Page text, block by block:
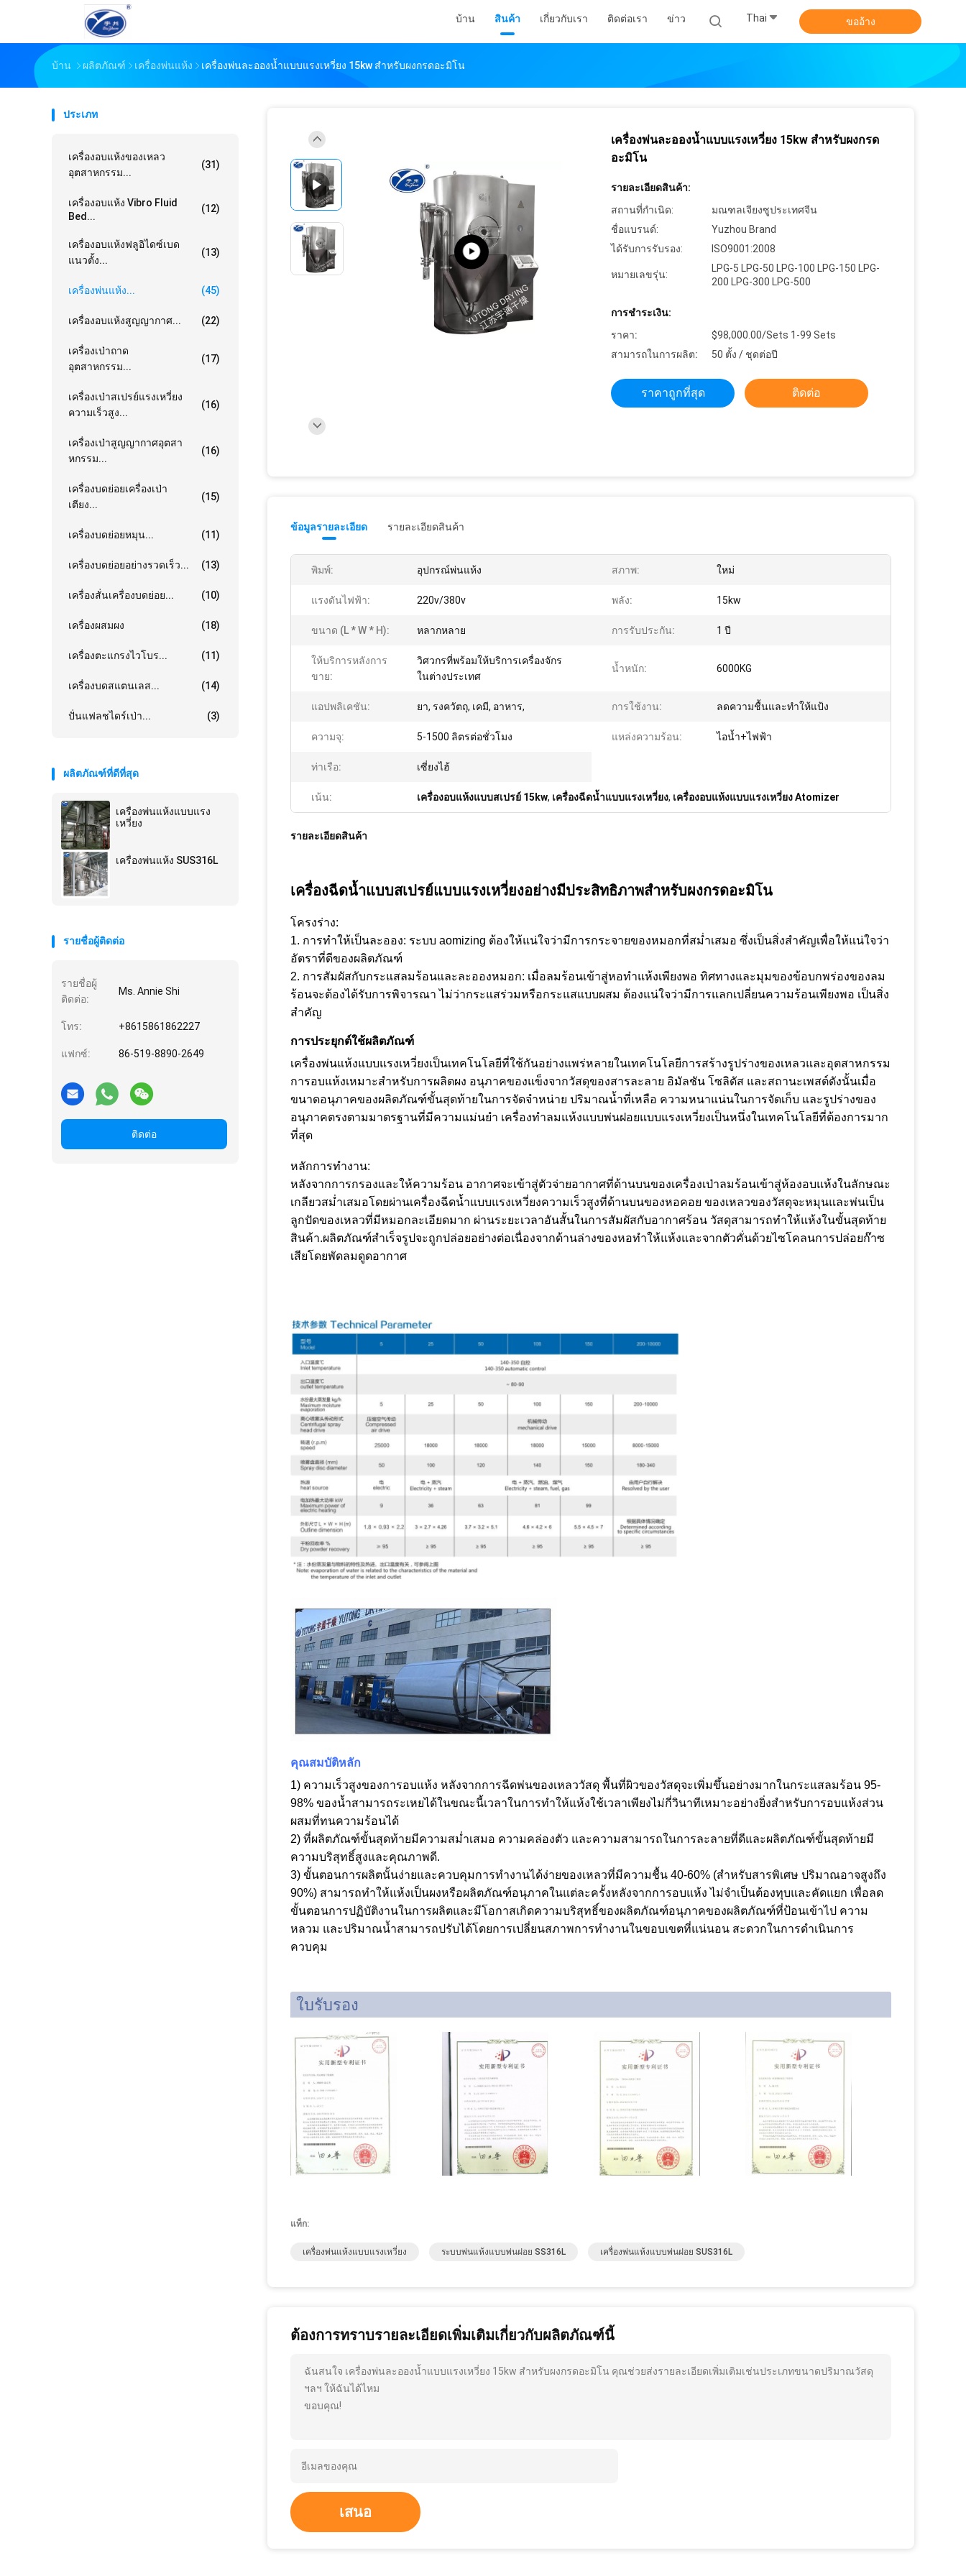
บ้าน สินค้า เกี่ยวกับเรา ติดต่อเรา ข่าว Thai ขออ้าง
บ้าน ผลิตภัณฑ์ เครื่องพ่นแห้ง เครื่องพ่นละอองน้ำแบบแรงเหวี่ยง 15kw สำหรับผงกรดอะมิโน
ประเภท
เครื่องอบแห้งของเหลว
อุตสาหกรรม...
(31)
เครื่องอบแห้ง Vibro Fluid
Bed...
(12)
เครื่องอบแห้งฟลูอิไดซ์เบด
แนวตั้ง...
(13)
เครื่องพ่นแห้ง... (45)
เครื่องอบแห้งสูญญากาศ... (22)
เครื่องเป่าถาด
อุตสาหกรรม...
(17)
เครื่องเป่าสเปรย์แรงเหวี่ยง
ความเร็วสูง...
(16)
เครื่องเป่าสูญญากาศอุตสา
หกรรม...
(16)
เครื่องบดย่อยเครื่องเป่า
เตียง...
(15)
เครื่องบดย่อยหมุน... (11)
เครื่องบดย่อยอย่างรวดเร็ว... (13)
เครื่องสั่นเครื่องบดย่อย... (10)
เครื่องผสมผง (18)
เครื่องตะแกรงไวโบร... (11)
เครื่องบดสแตนเลส... (14)
ปั่นแฟลชไดร์เป่า... (3)
ผลิตภัณฑ์ที่ดีที่สุด
เครื่องพ่นแห้งแบบแรง
เหวี่ยง
เครื่องพ่นแห้ง SUS316L
รายชื่อผู้ติดต่อ
รายชื่อผู้
ติดต่อ:
Ms. Annie Shi
โทร: +8615861862227
แฟกซ์: 86-519-8890-2649
ติดต่อ
เครื่องพ่นละอองน้ำแบบแรงเหวี่ยง 15kw สำหรับผงกรด
อะมิโน
รายละเอียดสินค้า:
สถานที่กำเนิด:
มณฑลเจียงซูประเทศจีน
ชื่อแบรนด์:
Yuzhou Brand
ได้รับการรับรอง:
ISO9001:2008
หมายเลขรุ่น:
LPG-5 LPG-50 LPG-100 LPG-150 LPG-
200 LPG-300 LPG-500
การชำระเงิน:
ราคา:
$98,000.00/Sets 1-99 Sets
สามารถในการผลิต:
50 ตั้ง / ชุดต่อปี
ราคาถูกที่สุด ติดต่อ
ข้อมูลรายละเอียด รายละเอียดสินค้า
พิมพ์: อุปกรณ์พ่นแห้ง สภาพ: ใหม่
แรงดันไฟฟ้า: 220v/380v พลัง: 15kw
ขนาด (L * W * H): หลากหลาย การรับประกัน: 1 ปี
ให้บริการหลังการ
ขาย:
วิศวกรที่พร้อมให้บริการเครื่องจักร
ในต่างประเทศ
น้ำหนัก: 6000KG
แอปพลิเคชัน: ยา, รงควัตถุ, เคมี, อาหาร, การใช้งาน: ลดความชื้นและทำให้แป้ง
ความจุ: 5-1500 ลิตรต่อชั่วโมง แหล่งความร้อน: ไอน้ำ+ไฟฟ้า
ท่าเรือ: เซี่ยงไฮ้
เน้น: เครื่องอบแห้งแบบสเปรย์ 15kw, เครื่องฉีดน้ำแบบแรงเหวี่ยง, เครื่องอบแห้งแบบแรงเหวี่ยง Atomizer
รายละเอียดสินค้า
เครื่องฉีดน้ำแบบสเปรย์แบบแรงเหวี่ยงอย่างมีประสิทธิภาพสำหรับผงกรดอะมิโน
โครงร่าง:
1. การทำให้เป็นละออง: ระบบ aomizing ต้องให้แน่ใจว่ามีการกระจายของหมอกที่สม่ำเสมอ ซึ่งเป็นสิ่งสำคัญเพื่อให้แน่ใจว่า
อัตราที่ดีของผลิตภัณฑ์
2. การสัมผัสกับกระแสลมร้อนและละอองหมอก: เมื่อลมร้อนเข้าสู่หอทำแห้งเพียงพอ ทิศทางและมุมของข้อบกพร่องของลม
ร้อนจะต้องได้รับการพิจารณา ไม่ว่ากระแสร่วมหรือกระแสแบบผสม ต้องแน่ใจว่ามีการแลกเปลี่ยนความร้อนเพียงพอ เป็นสิ่ง
สำคัญ
การประยุกต์ใช้ผลิตภัณฑ์
เครื่องพ่นแห้งแบบแรงเหวี่ยงเป็นเทคโนโลยีที่ใช้กันอย่างแพร่หลายในเทคโนโลยีการสร้างรูปร่างของเหลวและอุตสาหกรรม
การอบแห้งเหมาะสำหรับการผลิตผง อนุภาคของแข็งจากวัสดุของสารละลาย อิมัลชัน โซลิดัส และสถานะเพสต์ดังนั้นเมื่อ
ขนาดอนุภาคของผลิตภัณฑ์ขั้นสุดท้ายในการจัดจำหน่าย ปริมาณน้ำที่เหลือ ความหนาแน่นในการจัดเก็บ และรูปร่างของ
อนุภาคตรงตามมาตรฐานที่มีความแม่นยำ เครื่องทำลมแห้งแบบพ่นฝอยแบบแรงเหวี่ยงเป็นหนึ่งในเทคโนโลยีที่ต้องการมาก
ที่สุด
หลักการทำงาน:
หลังจากการกรองและให้ความร้อน อากาศจะเข้าสู่ตัวจ่ายอากาศที่ด้านบนของเครื่องเป่าลมร้อนเข้าสู่ห้องอบแห้งในลักษณะ
เกลียวสม่ำเสมอโดยผ่านเครื่องฉีดน้ำแบบแรงเหวี่ยงความเร็วสูงที่ด้านบนของหอคอย ของเหลวของวัสดุจะหมุนและพ่นเป็น
ลูกปัดของเหลวที่มีหมอกละเอียดมาก ผ่านระยะเวลาอันสั้นในการสัมผัสกับอากาศร้อน วัสดุสามารถทำให้แห้งในขั้นสุดท้าย
สินค้า.ผลิตภัณฑ์สำเร็จรูปจะถูกปล่อยอย่างต่อเนื่องจากด้านล่างของหอทำให้แห้งและจากตัวคั่นด้วยไซโคลนการปล่อยก๊าซ
เสียโดยพัดลมดูดอากาศ
คุณสมบัติหลัก
1) ความเร็วสูงของการอบแห้ง หลังจากการฉีดพ่นของเหลววัสดุ พื้นที่ผิวของวัสดุจะเพิ่มขึ้นอย่างมากในกระแสลมร้อน 95-
98% ของน้ำสามารถระเหยได้ในขณะนี้เวลาในการทำให้แห้งใช้เวลาเพียงไม่กี่วินาทีเหมาะอย่างยิ่งสำหรับการอบแห้งส่วน
ผสมที่ทนความร้อนได้
2) ที่ผลิตภัณฑ์ขั้นสุดท้ายมีความสม่ำเสมอ ความคล่องตัว และความสามารถในการละลายที่ดีและผลิตภัณฑ์ขั้นสุดท้ายมี
ความบริสุทธิ์สูงและคุณภาพดี.
3) ขั้นตอนการผลิตนั้นง่ายและควบคุมการทำงานได้ง่ายของเหลวที่มีความชื้น 40-60% (สำหรับสารพิเศษ ปริมาณอาจสูงถึง
90%) สามารถทำให้แห้งเป็นผงหรือผลิตภัณฑ์อนุภาคในแต่ละครั้งหลังจากการอบแห้ง ไม่จำเป็นต้องทุบและคัดแยก เพื่อลด
ขั้นตอนการปฏิบัติงานในการผลิตและมีโอกาสเกิดความบริสุทธิ์ของผลิตภัณฑ์อนุภาคของผลิตภัณฑ์ที่ป้อนเข้าไป ความ
หลวม และปริมาณน้ำสามารถปรับได้โดยการเปลี่ยนสภาพการทำงานในขอบเขตที่แน่นอน สะดวกในการดำเนินการ
ควบคุม
ใบรับรอง
แท็ก:
เครื่องพ่นแห้งแบบแรงเหวี่ยง ระบบพ่นแห้งแบบพ่นฝอย SS316L เครื่องพ่นแห้งแบบพ่นฝอย SUS316L
ต้องการทราบรายละเอียดเพิ่มเติมเกี่ยวกับผลิตภัณฑ์นี้
ฉันสนใจ เครื่องพ่นละอองน้ำแบบแรงเหวี่ยง 15kw สำหรับผงกรดอะมิโน คุณช่วยส่งรายละเอียดเพิ่มเติมเช่นประเภทขนาดปริมาณวัสดุ
ฯลฯ ให้ฉันได้ไหม
ขอบคุณ!
เสนอ